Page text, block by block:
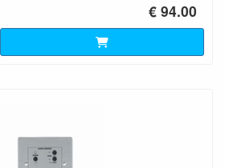
€ 94.00